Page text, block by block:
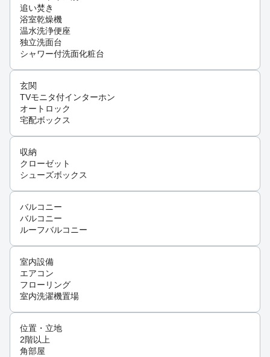
追い焚き
浴室乾燥機
温水洗浄便座
独立洗面台
シャワー付洗面化粧台
玄関
TVモニタ付インターホン
オートロック
宅配ボックス
収納
クローゼット
シューズボックス
バルコニー
バルコニー
ルーフバルコニー
室内設備
エアコン
フローリング
室内洗濯機置場
位置・立地
2階以上
角部屋